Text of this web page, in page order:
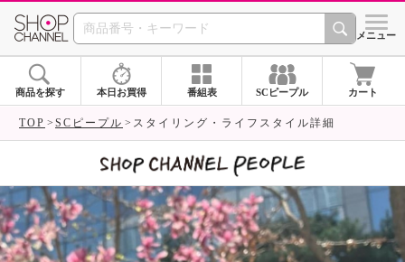
SHOP CHANNEL シメニュー
商品を探す 本日お買得 番組表 SCピープル カート
TOP SCピープル スタイリング・ライフスタイル詳細